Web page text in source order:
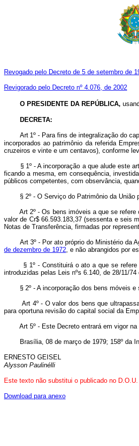
Revogado pelo Decreto de 5 de setembro de
Revigorado pelo Decreto nº 4.076, de 2002
O PRESIDENTE DA REPÚBLICA,
DECRETA:
Art 1º - Para fins de integralização do
incorporados ao patrimônio da referida
cruzeiros e vinte e um centavos), conforme
§ 1º - A incorporação a que alude este
ficando a mesma, em consequência,
públicos competentes, com observância,
§ 2º - O Serviço do Patrimônio da União
Art 2º - Os bens imóveis a que se refere
valor de Cr$ 66.593.183,37 (sessenta e seis
Notas de Transferência, firmadas por
Art 3º - Por ato próprio do Ministério da
de dezembro de 1972, e não abrangidos por
§ 1º - Constituirá o ato a que se refere
introduzidas pelas Leis nºs 6.140, de 28/11/
§ 2º - A incorporação dos bens móveis e
Art 4º - O valor dos bens que ultrapassar
para oportuna revisão do capital social da
Art 5º - Este Decreto entrará em vigor na
Brasília, 08 de março de 1979; 158º da
ERNESTO GEISEL
Alysson Paulinélli
Este texto não substitui o publicado no
Download para anexo